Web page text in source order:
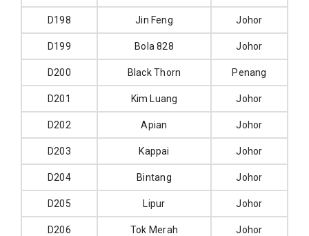
D198 Jin Feng Johor
D199 Bola 828 Johor
D200 Black Thorn Penang
D201 Kim Luang Johor
D202 Apian Johor
D203 Kappai Johor
D204 Bintang Johor
D205 Lipur Johor
D206 Tok Merah Johor